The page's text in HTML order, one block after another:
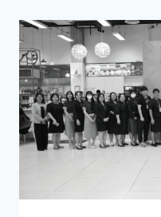
สร้าง
ทักษะ…
สร้าง
อาชีพ
ลงมือ
สร้าง…
ต่อย
อด
เป็น
WORKSHOP
ร่วม
กับ
ศูนย์
สนเทศ
แนะแนว
การ
ศึกษา
และ
อาชีพ
กิจกรรม